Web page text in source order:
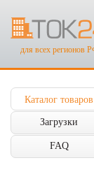
для всех регионов
Каталог товаров
Загрузки
FAQ